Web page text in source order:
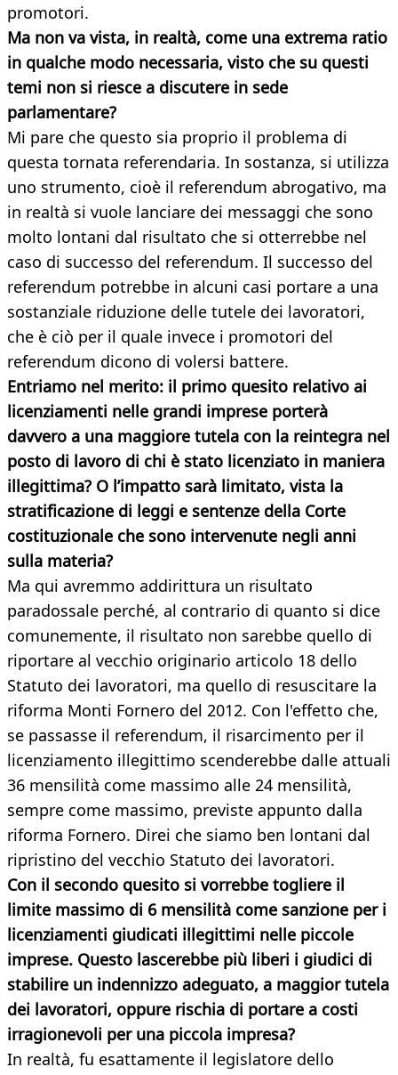
promotori.
Ma non va vista, in realtà, come una extrema ratio
in qualche modo necessaria, visto che su questi
temi non si riesce a discutere in sede
parlamentare?
Mi pare che questo sia proprio il problema di
questa tornata referendaria. In sostanza, si utilizza
uno strumento, cioè il referendum abrogativo, ma
in realtà si vuole lanciare dei messaggi che sono
molto lontani dal risultato che si otterrebbe nel
caso di successo del referendum. Il successo del
referendum potrebbe in alcuni casi portare a una
sostanziale riduzione delle tutele dei lavoratori,
che è ciò per il quale invece i promotori del
referendum dicono di volersi battere.
Entriamo nel merito: il primo quesito relativo ai
licenziamenti nelle grandi imprese porterà
davvero a una maggiore tutela con la reintegra nel
posto di lavoro di chi è stato licenziato in maniera
illegittima? O l’impatto sarà limitato, vista la
stratificazione di leggi e sentenze della Corte
costituzionale che sono intervenute negli anni
sulla materia?
Ma qui avremmo addirittura un risultato
paradossale perché, al contrario di quanto si dice
comunemente, il risultato non sarebbe quello di
riportare al vecchio originario articolo 18 dello
Statuto dei lavoratori, ma quello di resuscitare la
riforma Monti Fornero del 2012. Con l'effetto che,
se passasse il referendum, il risarcimento per il
licenziamento illegittimo scenderebbe dalle attuali
36 mensilità come massimo alle 24 mensilità,
sempre come massimo, previste appunto dalla
riforma Fornero. Direi che siamo ben lontani dal
ripristino del vecchio Statuto dei lavoratori.
Con il secondo quesito si vorrebbe togliere il
limite massimo di 6 mensilità come sanzione per i
licenziamenti giudicati illegittimi nelle piccole
imprese. Questo lascerebbe più liberi i giudici di
stabilire un indennizzo adeguato, a maggior tutela
dei lavoratori, oppure rischia di portare a costi
irragionevoli per una piccola impresa?
In realtà, fu esattamente il legislatore dello